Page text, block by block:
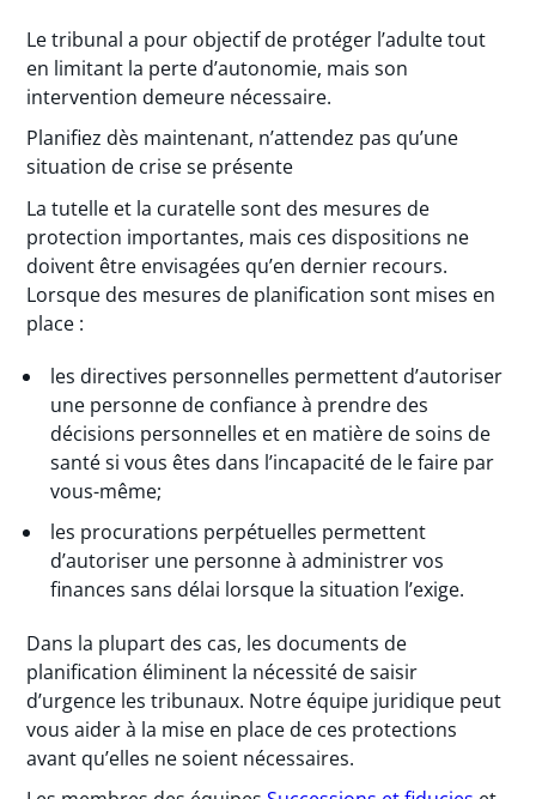
Le tribunal a pour objectif de protéger l’adulte tout
en limitant la perte d’autonomie, mais son
intervention demeure nécessaire.
Planifiez dès maintenant, n’attendez pas qu’une
situation de crise se présente
La tutelle et la curatelle sont des mesures de
protection importantes, mais ces dispositions ne
doivent être envisagées qu’en dernier recours.
Lorsque des mesures de planification sont mises en
place :
les directives personnelles permettent d’autoriser
une personne de confiance à prendre des
décisions personnelles et en matière de soins de
santé si vous êtes dans l’incapacité de le faire par
vous-même;
les procurations perpétuelles permettent
d’autoriser une personne à administrer vos
finances sans délai lorsque la situation l’exige.
Dans la plupart des cas, les documents de
planification éliminent la nécessité de saisir
d’urgence les tribunaux. Notre équipe juridique peut
vous aider à la mise en place de ces protections
avant qu’elles ne soient nécessaires.